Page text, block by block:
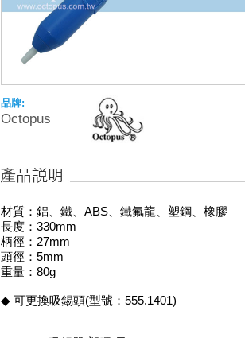
品牌:
Octopus
材質：鋁、鐵、ABS、鐵氟龍、塑鋼、橡膠
長度：330mm
柄徑：27mm
頭徑：5mm
重量：80g
◆ 可更換吸錫頭(型號：555.1401)